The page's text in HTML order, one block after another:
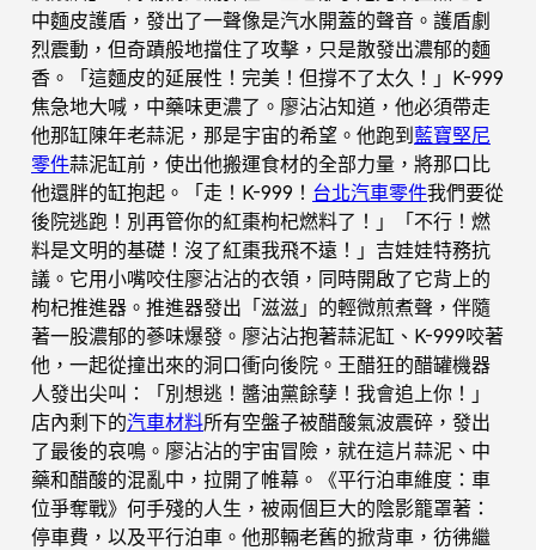
中麵皮護盾，發出了一聲像是汽水開蓋的聲音。護盾劇
烈震動，但奇蹟般地擋住了攻擊，只是散發出濃郁的麵
香。「這麵皮的延展性！完美！但撐不了太久！」K-999
焦急地大喊，中藥味更濃了。廖沾沾知道，他必須帶走
他那缸陳年老蒜泥，那是宇宙的希望。他跑到藍寶堅尼
零件蒜泥缸前，使出他搬運食材的全部力量，將那口比
他還胖的缸抱起。「走！K-999！ 台北汽車零件我們要從
後院逃跑！別再管你的紅棗枸杞燃料了！」「不行！燃
料是文明的基礎！沒了紅棗我飛不遠！」吉娃娃特務抗
議。它用小嘴咬住廖沾沾的衣領，同時開啟了它背上的
枸杞推進器。推進器發出「滋滋」的輕微煎煮聲，伴隨
著一股濃郁的蔘味爆發。廖沾沾抱著蒜泥缸、K-999咬著
他，一起從撞出來的洞口衝向後院。王醋狂的醋罐機器
人發出尖叫：「別想逃！醬油黨餘孽！我會追上你！」
店內剩下的汽車材料所有空盤子被醋酸氣波震碎，發出
了最後的哀鳴。廖沾沾的宇宙冒險，就在這片蒜泥、中
藥和醋酸的混亂中，拉開了帷幕。《平行泊車維度：車
位爭奪戰》何手殘的人生，被兩個巨大的陰影籠罩著：
停車費，以及平行泊車。他那輛老舊的掀背車，彷彿繼